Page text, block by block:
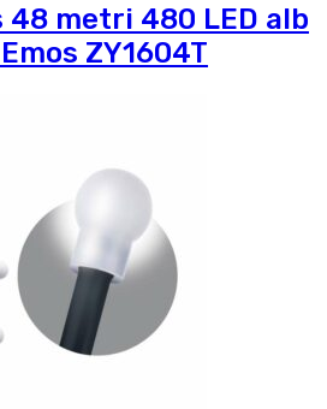
48 metri 480 LED alb
ZY1604T